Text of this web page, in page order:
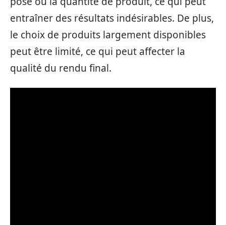
entraîner des résultats indésirables. De plus,
le choix de produits largement disponibles
peut être limité, ce qui peut affecter la
qualité du rendu final.